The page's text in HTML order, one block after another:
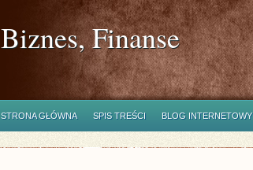
Biznes, Finanse
STRONA GŁÓWNA SPIS TREŚCI BLOG INTERNETOWY